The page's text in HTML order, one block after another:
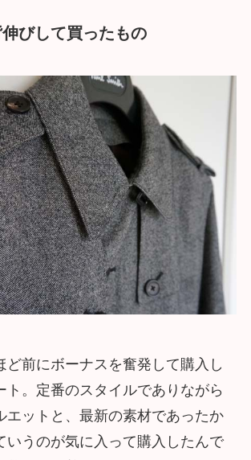
びして買ったもの
ど前にボーナスを奮発して購入し
ト。定番のスタイルでありながら
エットと、最新の素材であったか
いうのが気に入って購入したんで